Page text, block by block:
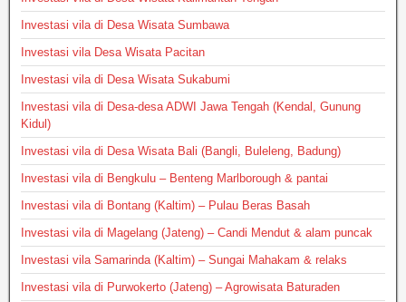
Investasi vila di Desa Wisata Sumbawa
Investasi vila Desa Wisata Pacitan
Investasi vila di Desa Wisata Sukabumi
Investasi vila di Desa-desa ADWI Jawa Tengah (Kendal, Gunung
Kidul)
Investasi vila di Desa Wisata Bali (Bangli, Buleleng, Badung)
Investasi vila di Bengkulu – Benteng Marlborough & pantai
Investasi vila di Bontang (Kaltim) – Pulau Beras Basah
Investasi vila di Magelang (Jateng) – Candi Mendut & alam puncak
Investasi vila Samarinda (Kaltim) – Sungai Mahakam & relaks
Investasi vila di Purwokerto (Jateng) – Agrowisata Baturaden